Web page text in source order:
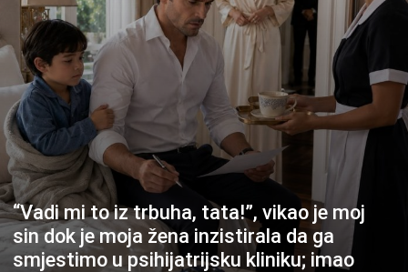
“Vadi mi to iz trbuha, tata!”, vikao je moj
sin dok je moja žena inzistirala da ga
smjestimo u psihijatrijsku kliniku; imao